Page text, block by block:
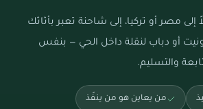
إلى مصر أو تركيا، إلى شاحنة تعبر بأثاثك
ونيت أو دباب لنقلة داخل الحي — بنفس
والتسليم.
من يعاين هو من ينفّذ